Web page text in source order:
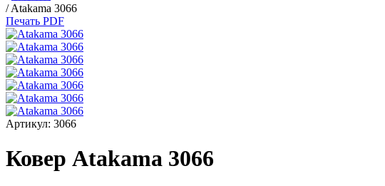
/Atakama 3066
Печать PDF
Артикул: 3066
Ковер Atakama 3066